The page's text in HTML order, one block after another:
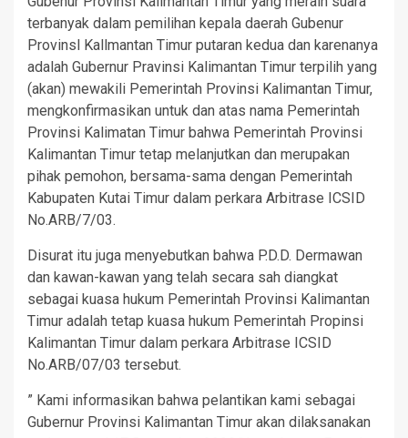
terbanyak dalam pemilihan kepala daerah Gubenur
Provinsl Kallmantan Timur putaran kedua dan karenanya
adalah Gubernur Pravinsi Kalimantan Timur terpilih yang
(akan) mewakili Pemerintah Provinsi Kalimantan Timur,
mengkonfirmasikan untuk dan atas nama Pemerintah
Provinsi Kalimatan Timur bahwa Pemerintah Provinsi
Kalimantan Timur tetap melanjutkan dan merupakan
pihak pemohon, bersama-sama dengan Pemerintah
Kabupaten Kutai Timur dalam perkara Arbitrase ICSID
No.ARB/7/03.
Disurat itu juga menyebutkan bahwa P.D.D. Dermawan
dan kawan-kawan yang telah secara sah diangkat
sebagai kuasa hukum Pemerintah Provinsi Kalimantan
Timur adalah tetap kuasa hukum Pemerintah Propinsi
Kalimantan Timur dalam perkara Arbitrase ICSID
No.ARB/07/03 tersebut.
” Kami informasikan bahwa pelantikan kami sebagai
Gubernur Provinsi Kalimantan Timur akan dilaksanakan